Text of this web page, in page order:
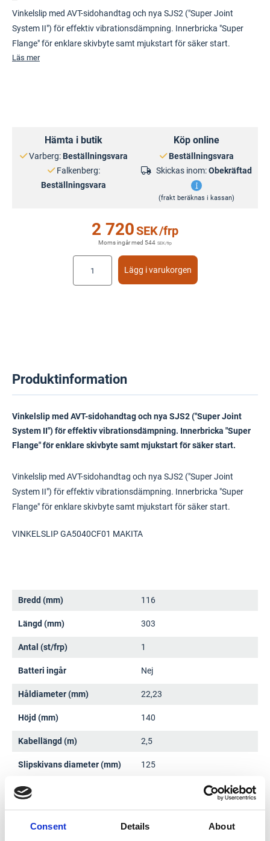
Consent Details About
Vinkelslip med AVT-sidohandtag och nya SJS2 ("Super Joint
System II") för effektiv vibrationsdämpning. Innerbricka "Super
Flange" för enklare skivbyte samt mjukstart för säker start.
Läs mer
Hämta i butik
Varberg: Beställningsvara
Falkenberg:
Beställningsvara
Köp online
Beställningsvara
Skickas inom:Obekräftad
(frakt beräknas i kassan)
2 720SEK/frp
Moms ingår med 544 SEK/frp
Lägg i varukorgen
Produktinformation
Vinkelslip med AVT-sidohandtag och nya SJS2 ("Super Joint
System II") för effektiv vibrationsdämpning. Innerbricka "Super
Flange" för enklare skivbyte samt mjukstart för säker start.
Vinkelslip med AVT-sidohandtag och nya SJS2 ("Super Joint
System II") för effektiv vibrationsdämpning. Innerbricka "Super
Flange" för enklare skivbyte samt mjukstart för säker start.
VINKELSLIP GA5040CF01 MAKITA
Bredd (mm) 116
Längd (mm) 303
Antal (st/frp) 1
Batteri ingår Nej
Håldiameter (mm) 22,23
Höjd (mm) 140
Kabellängd (m) 2,5
Slipskivans diameter (mm) 125
Spindelgänga
Varvtal (min-1) 2800-11000